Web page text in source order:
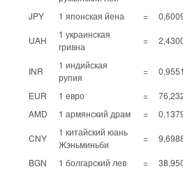
JPY 1 японская йена =
UAH
1 украинская
гривна
=
INR
1 индийская
рупия
=
EUR 1 евро =
AMD
1 армянский драм =
CNY
1 китайский юань
Жэньминьби
=
BGN 1 болгарский лев =